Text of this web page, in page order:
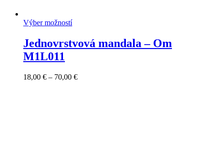
Výber možností
Jednovrstvová mandala – Om
M1L011
18,00 € – 70,00 €Price